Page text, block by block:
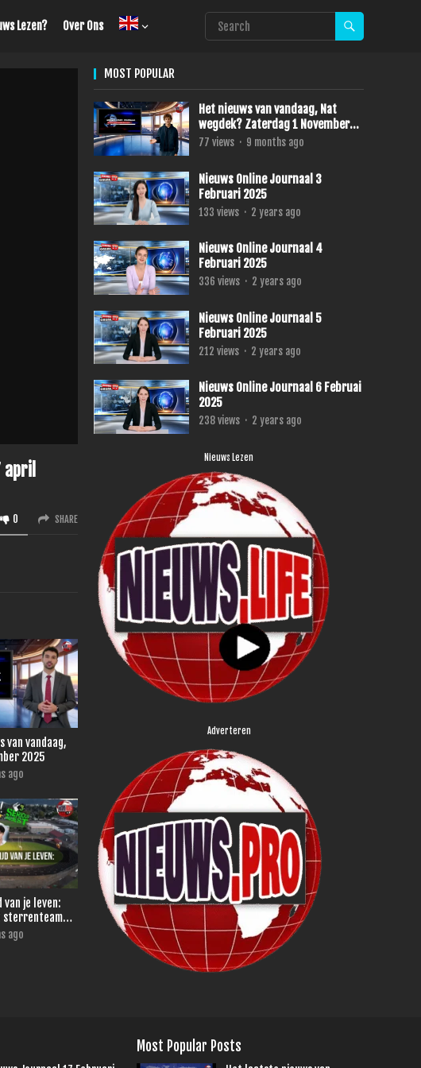
Lezen? Over Ons
0 SHARE
van vandaag,
2025
ago
van je leven:
sterrenteam
voor 3FM
ago
MOST POPULAR
Het nieuws van vandaag, Nat
wegdek? Zaterdag 1 November
2025
77 views · 9 months ago
Nieuws Online Journaal 3
Februari 2025
133 views · 2 years ago
Nieuws Online Journaal 4
Februari 2025
336 views · 2 years ago
Nieuws Online Journaal 5
Februari 2025
212 views · 2 years ago
Nieuws Online Journaal 6 Februai
2025
238views · 2 years ago
Nieuws Lezen
Adverteren
Most Popular Posts